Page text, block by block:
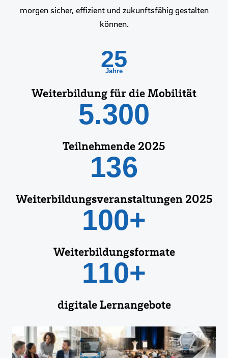
morgen sicher, effizient und zukunftsfähig gestalten
können.
25
Jahre
Weiterbildung für die Mobilität
5.300
Teilnehmende 2025
136
Weiterbildungsveranstaltungen 2025
100+
Weiterbildungsformate
110+
digitale Lernangebote